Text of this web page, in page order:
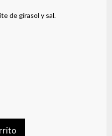
de girasol y sal.